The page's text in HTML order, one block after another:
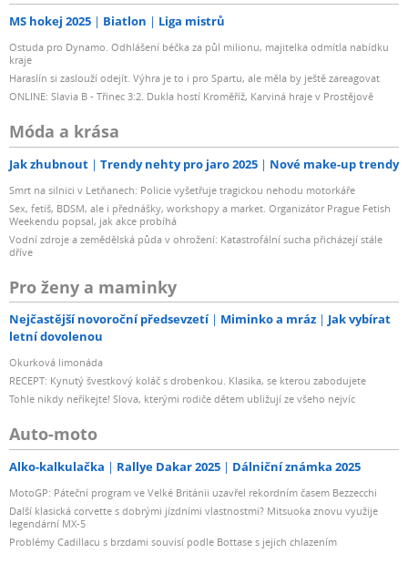
MS hokej 2025 Biatlon Liga mistrů
Ostuda pro Dynamo. Odhlášení béčka za půl milionu, majitelka odmítla nabídku
kraje
Haraslín si zaslouží odejít. Výhra je to i pro Spartu, ale měla by ještě zareagovat
ONLINE: Slavia B - Třinec 3:2. Dukla hostí Kroměříž, Karviná hraje v Prostějově
Móda a krása
Jak zhubnout Trendy nehty pro jaro 2025 Nové make-up trendy
Smrt na silnici v Letňanech: Policie vyšetřuje tragickou nehodu motorkáře
Sex, fetiš, BDSM, ale i přednášky, workshopy a market. Organizátor Prague Fetish
Weekendu popsal, jak akce probíhá
Vodní zdroje a zemědělská půda v ohrožení: Katastrofální sucha přicházejí stále
dříve
Pro ženy a maminky
Nejčastější novoroční předsevzetí Miminko a mráz
Jak vybírat
letní dovolenou
Okurková limonáda
RECEPT: Kynutý švestkový koláč s drobenkou. Klasika, se kterou zabodujete
Tohle nikdy neříkejte! Slova, kterými rodiče dětem ubližují ze všeho nejvíc
Auto-moto
Alko-kalkulačka Rallye Dakar 2025 Dálniční známka 2025
MotoGP: Páteční program ve Velké Británii uzavřel rekordním časem Bezzecchi
Další klasická corvette s dobrými jízdními vlastnostmi? Mitsuoka znovu využije
legendární MX-5
Problémy Cadillacu s brzdami souvisí podle Bottase s jejich chlazením